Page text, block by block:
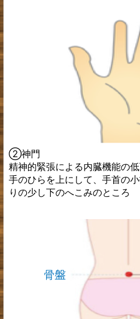
②神門
精神的緊張による内臓機能の
手のひらを上にして、手首の
りの少し下のへこみのところ